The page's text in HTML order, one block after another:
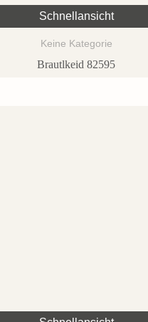
Schnellansicht
Keine Kategorie
Brautlkeid 82595